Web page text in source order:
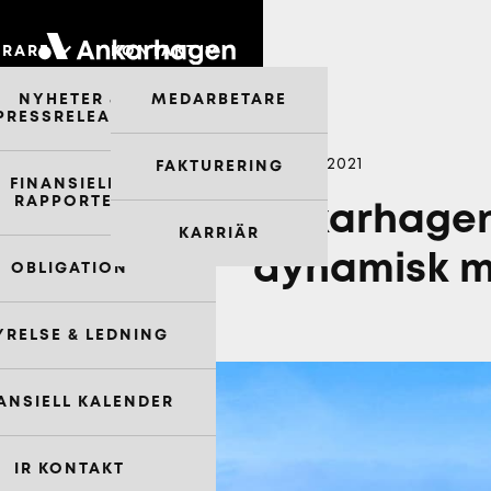
NYHETER &
FINANSIELLA
RAPPORTER
OBLIGATION
& LEDNING
KALENDER
IR KONTAKT
KONTAKT
MEDARBETARE
FAKTURERING
KARRIÄR
Augusti 2021
dynamisk